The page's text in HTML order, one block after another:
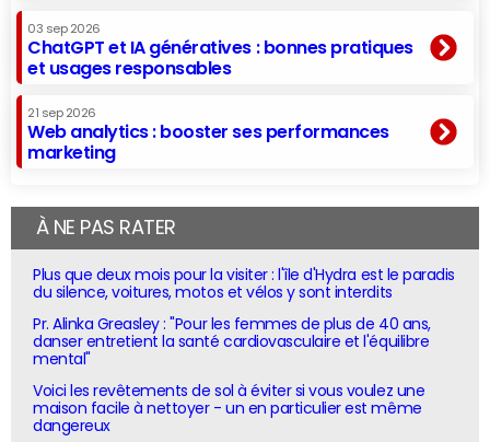
03 sep 2026
ChatGPT et IA génératives : bonnes pratiques
et usages responsables
21 sep 2026
Web analytics : booster ses performances
marketing
À NE PAS RATER
Plus que deux mois pour la visiter : l'île d'Hydra est le paradis
du silence, voitures, motos et vélos y sont interdits
Pr. Alinka Greasley : "Pour les femmes de plus de 40 ans,
danser entretient la santé cardiovasculaire et l'équilibre
mental"
Voici les revêtements de sol à éviter si vous voulez une
maison facile à nettoyer - un en particulier est même
dangereux